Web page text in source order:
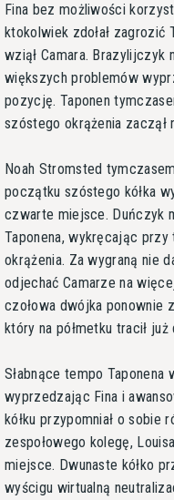
Fina bez możliwości
ktokolwiek zdołał zagrozić
wziął Camara. Brazylijczyk
większych problemów
pozycję. Taponen
szóstego okrążenia zaczął
Noah Stromsted
początku szóstego kółka
czwarte miejsce. Duńczyk
Taponena, wykręcając
okrążenia. Za wygraną nie
odjechać Camarze na
czołowa dwójka ponownie
który na półmetku tracił
Słabnące tempo
wyprzedzając Fina i
kółku przypomniał o sobie
zespołowego kolegę,
miejsce. Dwunaste kółko
wyścigu wirtualną